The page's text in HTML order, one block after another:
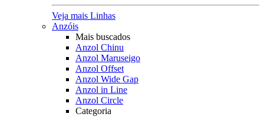
Veja mais Linhas
Anzóis
Mais buscados
Anzol Chinu
Anzol Maruseigo
Anzol Offset
Anzol Wide Gap
Anzol in Line
Anzol Circle
Categoria